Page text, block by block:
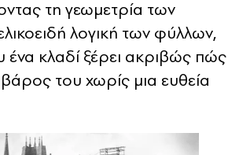
τη γεωμετρία των
λογική των φύλλων,
κλαδί ξέρει ακριβώς πώς
του χωρίς μια ευθεία